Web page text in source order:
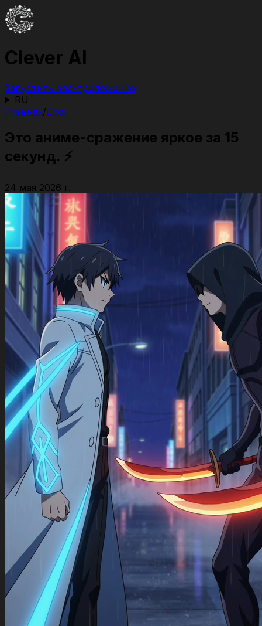
Clever AI
Запустить веб-приложение
RU
Главная/Блог
Это аниме-сражение яркое за 15
секунд. ⚡️
24 мая 2026 г.